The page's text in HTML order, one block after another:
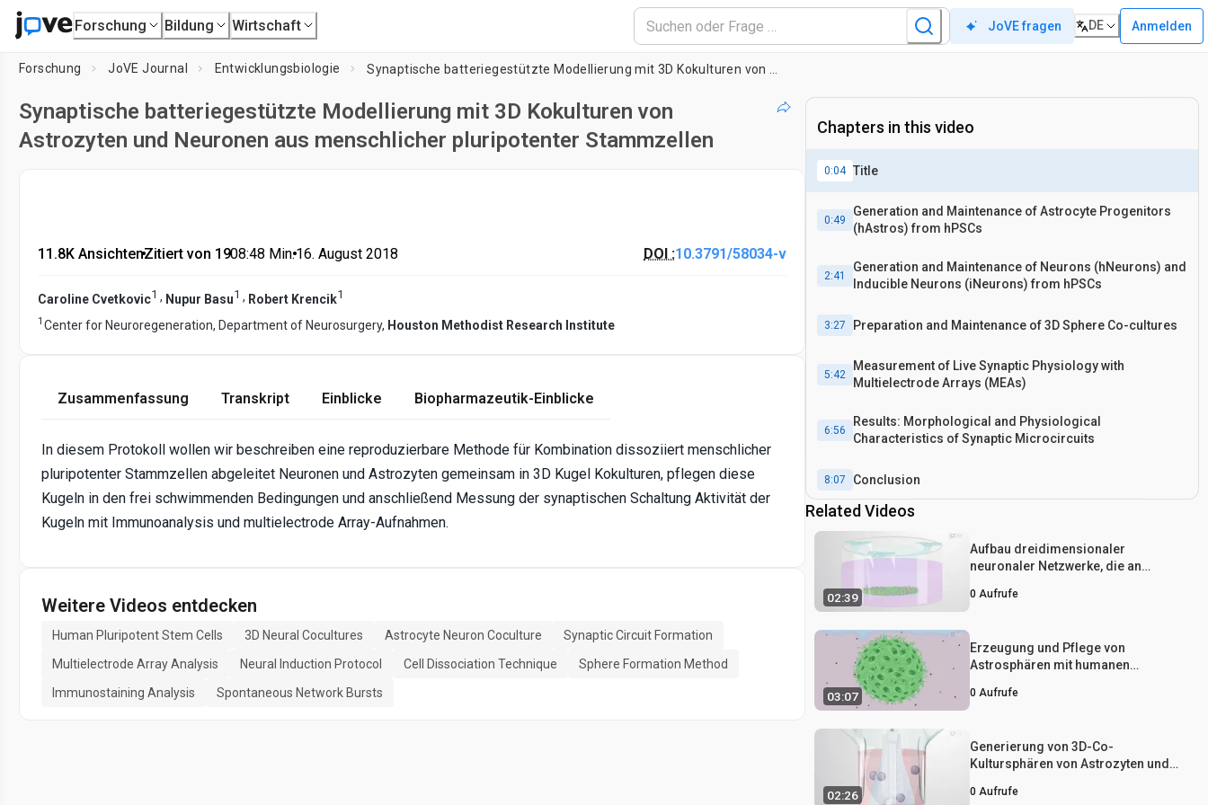
Forschung Bildung Wirtschaft JoVE fragen DE Anmelden
Forschung JoVE Journal Entwicklungsbiologie
Synaptische batteriegestützte Modellierung mit 3D Kokulturen von
Astrozyten und Neuronen aus menschlicher pluripotenter Stammzellen
11.8K Ansichten•Zitiert von 19•08:48 Min.•16. August 2018 DOI :10.3791/58034-v
Caroline Cvetkovic1 , Nupur Basu1 , Robert Krencik1
1 Center for Neuroregeneration, Department of Neurosurgery, Houston Methodist Research Institute
Zusammenfassung Transkript Einblicke Biopharmazeutik-Einblicke
In diesem Protokoll wollen wir beschreiben eine reproduzierbare Methode für Kombination dissoziiert menschlicher
pluripotenter Stammzellen abgeleitet Neuronen und Astrozyten gemeinsam in 3D Kugel Kokulturen, pflegen diese
Kugeln in den frei schwimmenden Bedingungen und anschließend Messung der synaptischen Schaltung Aktivität der
Kugeln mit Immunoanalysis und multielectrode Array-Aufnahmen.
Weitere Videos entdecken
Human Pluripotent Stem Cells 3D Neural Cocultures Astrocyte Neuron Coculture
Synaptic Circuit Formation
Multielectrode Array Analysis
Neural Induction Protocol Cell Dissociation Technique
Sphere Formation Method
Immunostaining Analysis
Spontaneous Network Bursts
Chapters in this video
0:04 Title
0:49
Generation and Maintenance of Astrocyte Progenitors
(hAstros) from hPSCs
2:41
Generation and Maintenance of Neurons (hNeurons) and
Inducible Neurons (iNeurons) from hPSCs
3:27 Preparation and Maintenance of 3D Sphere Co-cultures
5:42
Measurement of Live Synaptic Physiology with
Multielectrode Arrays (MEAs)
6:56
Results: Morphological and Physiological
Characteristics of Synaptic Microcircuits
8:07 Conclusion
Related Videos
02:39
Aufbau dreidimensionaler
neuronaler Netzwerke, die an
sind
0 Aufrufe
03:07
Erzeugung und Pflege von
Astrosphären mit humanen
0 Aufrufe
02:26
Generierung von 3D-Co-
Kultursphären von Astrozyten und
Synapsenbildung
0 Aufrufe